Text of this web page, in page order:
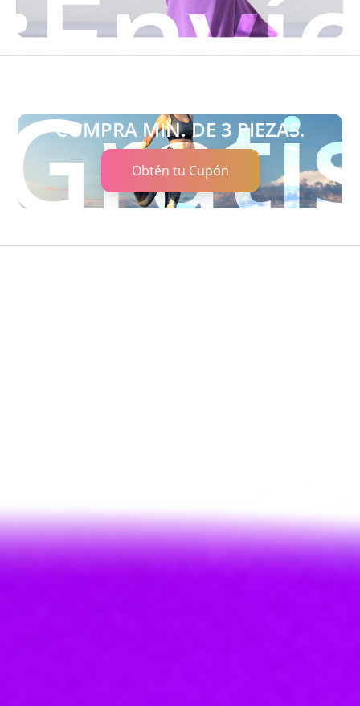
$579.00 $449.00
COMPRA MIN. DE 3 PIEZAS.
Obtén tu Cupón